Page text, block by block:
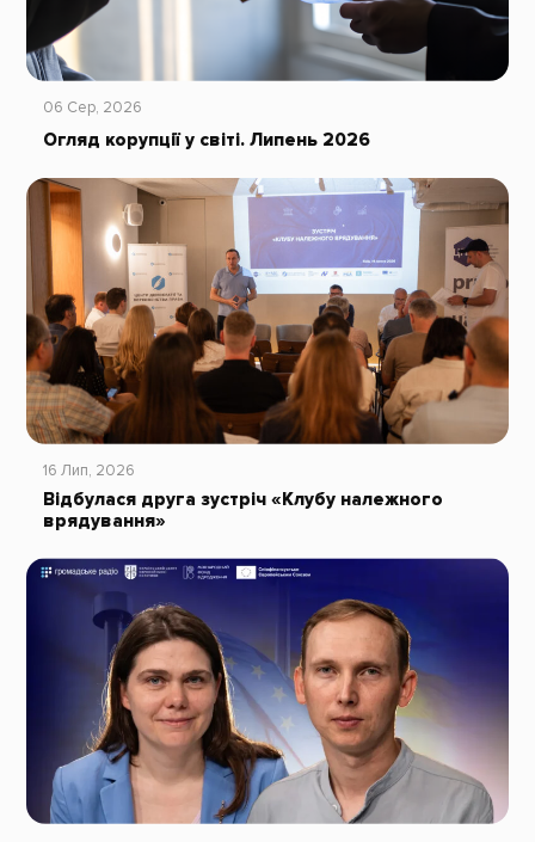
06 Сер, 2026
Огляд корупції у світі. Липень 2026
16 Лип, 2026
Відбулася друга зустріч «Клубу належного
врядування»